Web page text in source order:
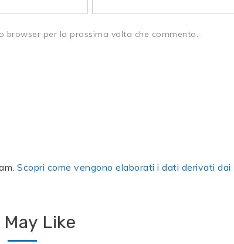
browser per la prossima volta che commento.
Scopri come vengono elaborati i dati derivati dai
May Like